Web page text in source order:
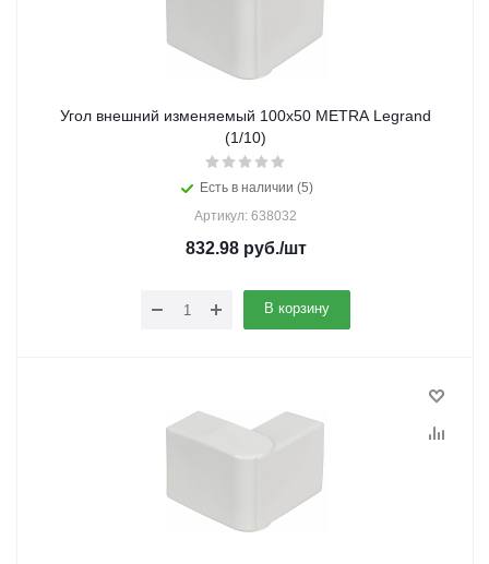
Угол внешний изменяемый 100x50 METRA Legrand
(1/10)
Есть в наличии (5)
Артикул: 638032
832.98руб./шт
В корзину